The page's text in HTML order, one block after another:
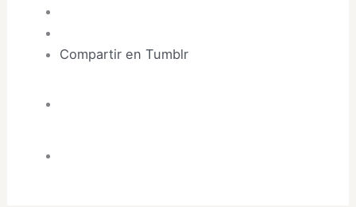
Compartir en Tumblr